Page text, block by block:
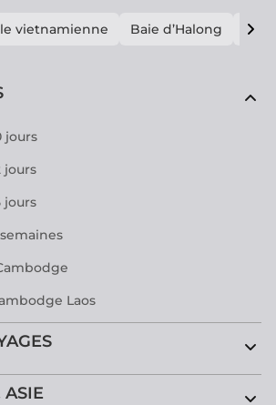
cambodgienne.
vietnamienne Baie d’Halong E
jours
jours
jours
Laos